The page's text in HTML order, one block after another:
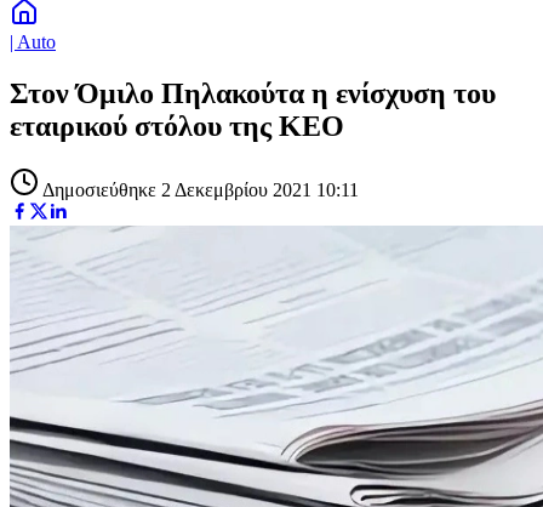
| Auto
Στον Όμιλο Πηλακούτα η ενίσχυση του
εταιρικού στόλου της ΚΕΟ
Δημοσιεύθηκε 2 Δεκεμβρίου 2021 10:11